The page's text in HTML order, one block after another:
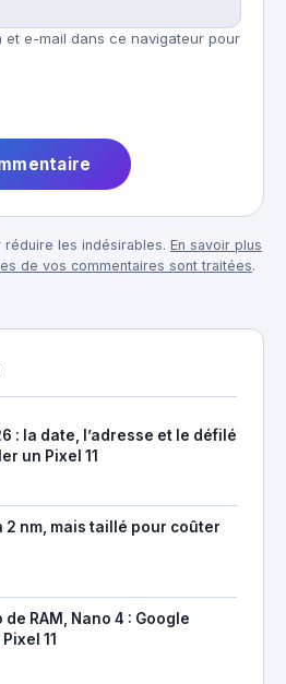
et e-mail dans ce navigateur pour
les indésirables. En savoir plus
de vos commentaires sont traitées.
: la date, l’adresse et le défilé
un Pixel 11
2 nm, mais taillé pour coûter
RAM, Nano 4 : Google
11